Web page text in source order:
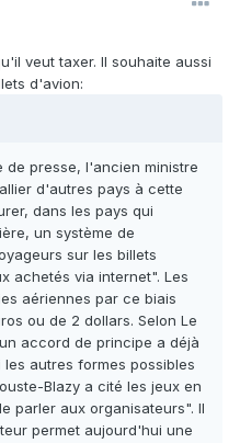
veut taxer. Il souhaite aussi
d'avion:
presse, l'ancien ministre
d'autres pays à cette
dans les pays qui
un système de
sur les billets
achetés via internet". Les
aériennes par ce biais
ou de 2 dollars. Selon Le
accord de principe a déjà
les autres formes possibles
Blazy a cité les jeux en
parler aux organisateurs". Il
permet aujourd'hui une